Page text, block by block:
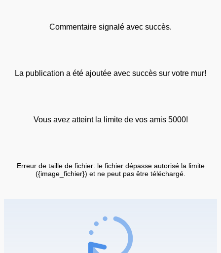
Commentaire signalé avec succès.
La publication a été ajoutée avec succès sur votre mur!
Vous avez atteint la limite de vos amis 5000!
Erreur de taille de fichier: le fichier dépasse autorisé la limite
({image_fichier}) et ne peut pas être téléchargé.